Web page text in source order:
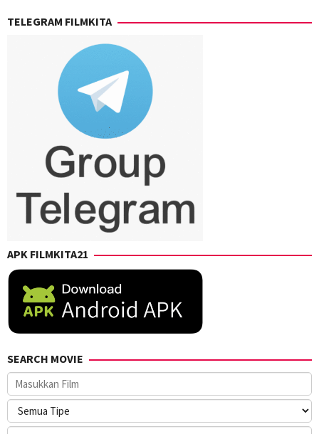
TELEGRAM FILMKITA
APK FILMKITA21
SEARCH MOVIE